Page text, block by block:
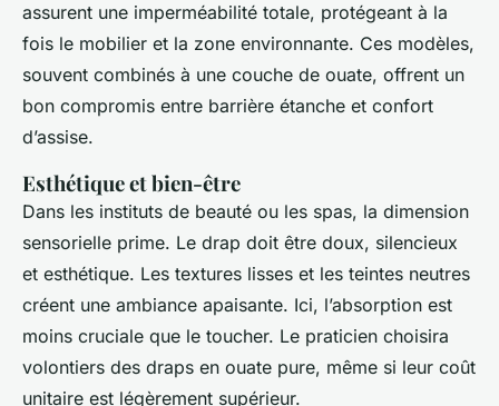
assurent une imperméabilité totale, protégeant à la
fois le mobilier et la zone environnante. Ces modèles,
souvent combinés à une couche de ouate, offrent un
bon compromis entre barrière étanche et confort
d’assise.
Esthétique et bien-être
Dans les instituts de beauté ou les spas, la dimension
sensorielle prime. Le drap doit être doux, silencieux
et esthétique. Les textures lisses et les teintes neutres
créent une ambiance apaisante. Ici, l’absorption est
moins cruciale que le toucher. Le praticien choisira
volontiers des draps en ouate pure, même si leur coût
unitaire est légèrement supérieur.